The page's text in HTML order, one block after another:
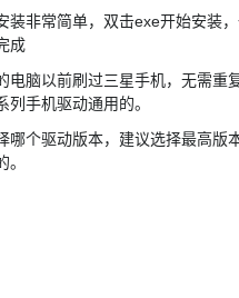
装非常简单，双击exe开始安装
成
电脑以前刷过三星手机，无需重
列手机驱动通用的。
哪个驱动版本，建议选择最高版